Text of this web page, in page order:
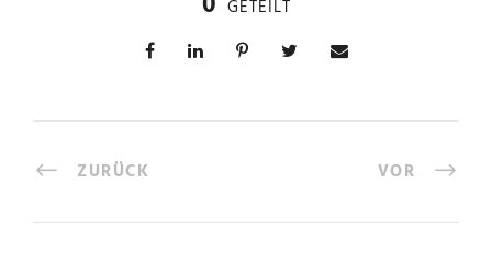
GETEILT
ZURÜCK VOR